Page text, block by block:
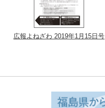
広報よねざわ 2019年1月15日号